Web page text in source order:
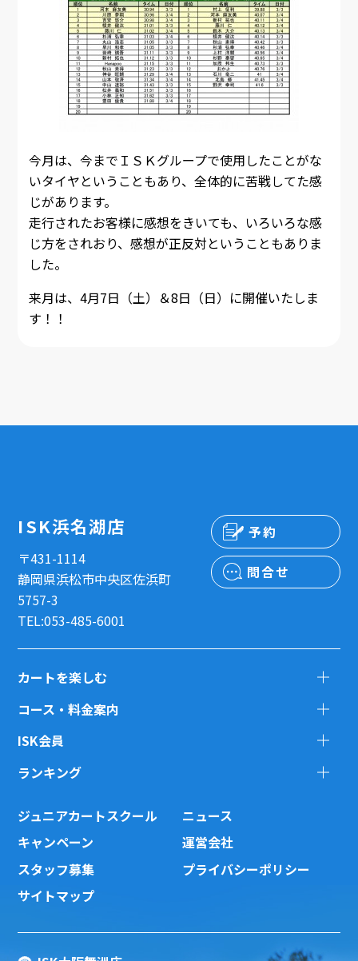
今月は、今までＩＳＫグループで使用したことがな
いタイヤということもあり、全体的に苦戦してた感
じがあります。
走行されたお客様に感想をきいても、いろいろな感
じ方をされおり、感想が正反対ということもありま
した。
来月は、4月7日（土）＆8日（日）に開催いたしま
す！！
ISK浜名湖店
〒431-1114
静岡県浜松市中央区佐浜町
5757-3
TEL:053-485-6001
予約
問合せ
カートを楽しむ
コース・料金案内
ISK会員
ランキング
ジュニアカートスクール
ニュース
キャンペーン
運営会社
スタッフ募集
プライバシーポリシー
サイトマップ